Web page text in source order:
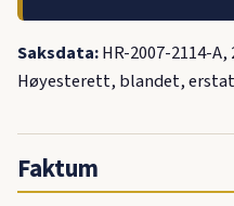
Saksdata:HR-2007-2114-
Høyesterett, blandet,
Faktum